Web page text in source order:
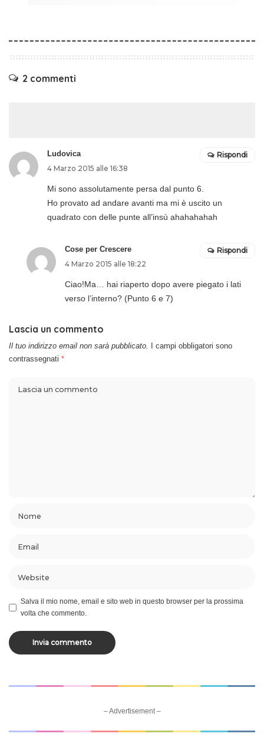
2 commenti
Ludovica
4 Marzo 2015 alle 16:38
Mi sono assolutamente persa dal punto 6.
Ho provato ad andare avanti ma mi è uscito un
quadrato con delle punte all’insù ahahahahah
Rispondi
Cose per Crescere
4 Marzo 2015 alle 18:22
Ciao!Ma… hai riaperto dopo avere piegato i lati
verso l’interno? (Punto 6 e 7)
Rispondi
Lascia un commento
Il tuo indirizzo email non sarà pubblicato.
I campi obbligatori sono
contrassegnati *
Salva il mio nome, email e sito web in questo browser per la prossima
volta che commento.
– Advertisement –